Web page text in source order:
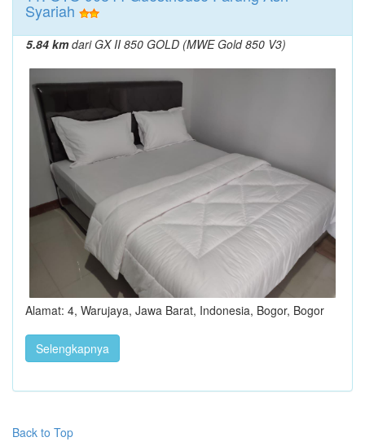
Syariah
5.84 kmdari GX II 850 GOLD (MWE Gold 850 V3)
Alamat: 4, Warujaya, Jawa Barat, Indonesia, Bogor, Bogor
Selengkapnya
Back to Top